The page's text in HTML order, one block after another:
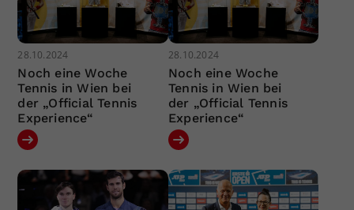
28.10.2024
Noch eine Woche
Tennis in Wien bei
der „Official Tennis
Experience“
28.10.2024
Noch eine Woche
Tennis in Wien bei
der „Official Tennis
Experience“